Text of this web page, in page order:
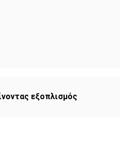
εξοπλισμός